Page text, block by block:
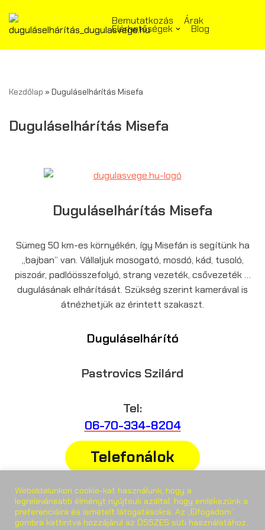
Skip
to
Bemutatkozás Árak
Elérhetőségek Blog
Kezdőlap » Duguláselhárítás Misefa
Duguláselhárítás Misefa
Duguláselhárítás Misefa
Sümeg 50 km-es környékén, így Misefán is segítünk ha
„bajban” van. Vállaljuk mosogató, mosdó, kád, tusoló,
piszoár, padlóösszefolyó, strang vezeték, csővezeték …
dugulásának elhárítását. Szükség szerint kamerával is
átnézhetjük az érintett szakaszt.
Duguláselhárító
Pastrovics Szilárd
Tel:
06-70-334-8204
Telefonálok
Weboldal:
Weboldalunkon cookie-kat használunk, hogy a
legrelevánsabb élményt nyújtsuk azáltal, hogy emlékezünk a
preferenciáira és ismételt látogatásokra. Az „Elfogadom”
gombra kattintva hozzájárul az ÖSSZES süti használatához.